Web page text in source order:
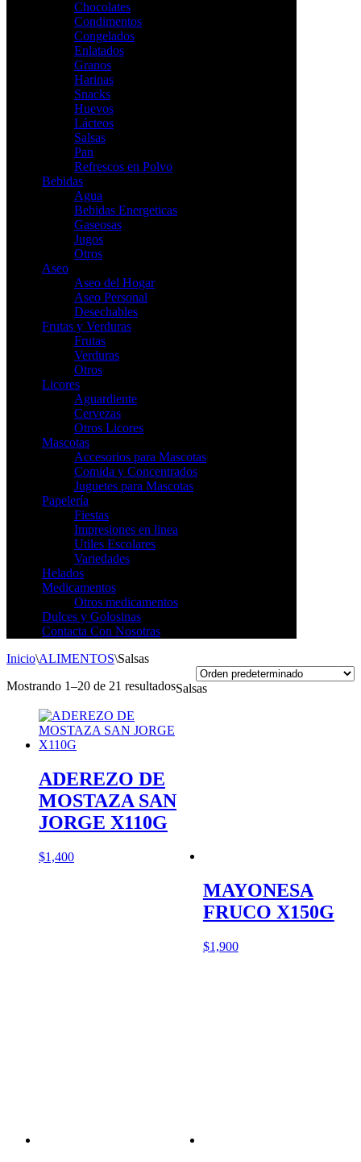
Chocolates
Condimentos
Congelados
Enlatados
Granos
Harinas
Snacks
Huevos
Lácteos
Salsas
Pan
Refrescos en Polvo
Bebidas
Agua
Bebidas Energeticas
Gaseosas
Jugos
Otros
Aseo
Aseo del Hogar
Aseo Personal
Desechables
Frutas y Verduras
Frutas
Verduras
Otros
Licores
Aguardiente
Cervezas
Otros Licores
Mascotas
Accesorios para Mascotas
Comida y Concentrados
Juguetes para Mascotas
Papelería
Fiestas
Impresiones en linea
Utiles Escolares
Variedades
Helados
Medicamentos
Otros medicamentos
Dulces y Golosinas
Contacta Con Nosotras
Inicio\ALIMENTOS\Salsas
Mostrando 1–20 de 21 resultadosSalsas
ADEREZO DE
MOSTAZA SAN
JORGE X110G
$1,400
MAYONESA
FRUCO X150G
$1,900